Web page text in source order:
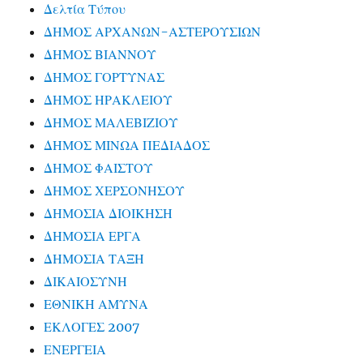
Δελτία Τύπου
ΔΗΜΟΣ ΑΡΧΑΝΩΝ-ΑΣΤΕΡΟΥΣΙΩΝ
ΔΗΜΟΣ ΒΙΑΝΝΟΥ
ΔΗΜΟΣ ΓΟΡΤΥΝΑΣ
ΔΗΜΟΣ ΗΡΑΚΛΕΙΟΥ
ΔΗΜΟΣ ΜΑΛΕΒΙΖΙΟΥ
ΔΗΜΟΣ ΜΙΝΩΑ ΠΕΔΙΑΔΟΣ
ΔΗΜΟΣ ΦΑΙΣΤΟΥ
ΔΗΜΟΣ ΧΕΡΣΟΝΗΣΟΥ
ΔΗΜΟΣΙΑ ΔΙΟΙΚΗΣΗ
ΔΗΜΟΣΙΑ ΕΡΓΑ
ΔΗΜΟΣΙΑ ΤΑΞΗ
ΔΙΚΑΙΟΣΥΝΗ
ΕΘΝΙΚΗ ΑΜΥΝΑ
ΕΚΛΟΓΕΣ 2007
ΕΝΕΡΓΕΙΑ